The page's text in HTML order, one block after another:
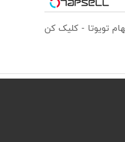
تویوتا - کلیک کن